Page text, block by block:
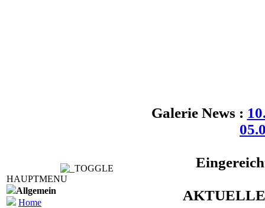
HAUPTMENU
Allgemein
Home
Galerie News :